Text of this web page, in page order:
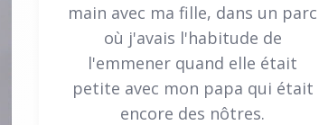
main avec ma fille, dans un parc
où j'avais l'habitude de
l'emmener quand elle était
petite avec mon papa qui était
encore des nôtres.